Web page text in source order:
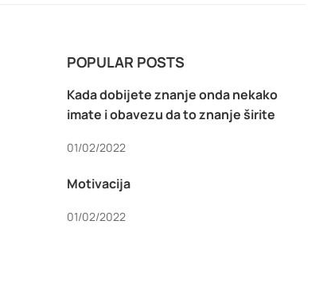
POPULAR POSTS
Kada dobijete znanje onda nekako
imate i obavezu da to znanje širite
01/02/2022
Motivacija
01/02/2022